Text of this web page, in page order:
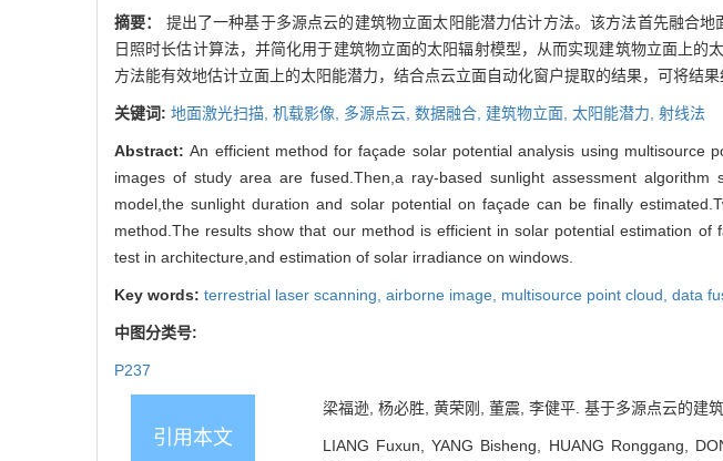
摘要： 提出了一种基于多源点云的建筑物立面太阳能潜力估计方法。该方法首先融合
日照时长估计算法，并简化用于建筑物立面的太阳辐射模型，从而实现建筑物立面上
方法能有效地估计立面上的太阳能潜力，结合点云立面自动化窗户提取的结果，可将结
关键词: 地面激光扫描, 机载影像, 多源点云, 数据融合, 建筑物立面, 太阳能潜力, 射线法
Abstract:An efficient method for façade solar potential analysis using multisource
images of study area are fused.Then,a ray-based sunlight assessment
model,the sunlight duration and solar potential on façade can be finally
method.The results show that our method is efficient in solar potential estimation
test in architecture,and estimation of solar irradiance on windows.
Key words: terrestrial laser scanning, airborne image, multisource point cloud, data
中图分类号:
P237
引用本文
梁福逊, 杨必胜, 黄荣刚, 董震, 李健平. 基于多源点云的建
LIANG Fuxun, YANG Bisheng, HUANG Ronggang,